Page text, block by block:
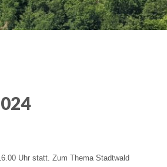
Uhr statt. Zum Thema Stadtwald